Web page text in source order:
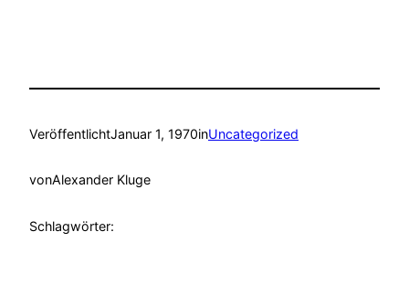
VeröffentlichtJanuar 1, 1970inUncategorized
vonAlexander Kluge
Schlagwörter: